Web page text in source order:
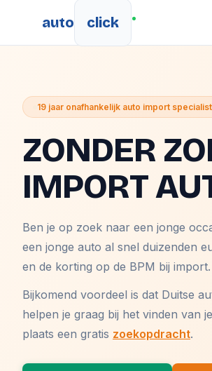
auto click
19 jaar onafhankelijk auto import specialist
ZONDER
IMPORT
Ben je op zoek naar een jonge
een jonge auto al snel duizenden
en de korting op de BPM bij import.
Bijkomend voordeel is dat Duitse
helpen je graag bij het vinden van
plaats een gratis zoekopdracht.